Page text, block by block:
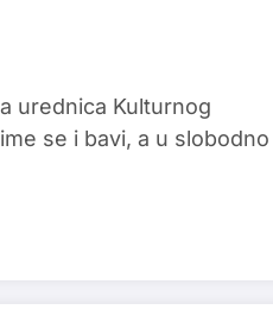
urednica Kulturnog
se i bavi, a u slobodno